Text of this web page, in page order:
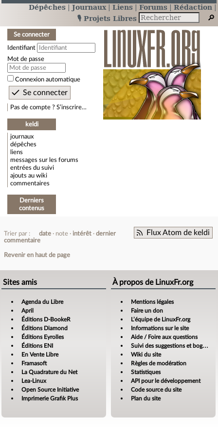
Dépêches Journaux Liens Forums
Rédaction
🎙️ Projets Libres
Se connecter
Identifiant
Mot de passe
Connexion automatique
Pas de compte ? S’inscrire…
keldi
journaux
dépêches
liens
messages sur les forums
entrées du suivi
ajouts au wiki
commentaires
Derniers
contenus
Flux Atom de keldi
Trier par : date note intérêt
dernier
commentaire
Revenir en haut de page
Sites amis
Agenda du Libre
April
Éditions D-BookeR
Éditions Diamond
Éditions Eyrolles
Éditions ENI
En Vente Libre
Framasoft
La Quadrature du Net
Lea-Linux
Open Source Initiative
Imprimerie Grafik Plus
À propos de LinuxFr.org
Mentions légales
Faire un don
L’équipe de LinuxFr.org
Informations sur le site
Aide / Foire aux questions
Suivi des suggestions et bogues
Wiki du site
Règles de modération
Statistiques
API pour le développement
Code source du site
Plan du site